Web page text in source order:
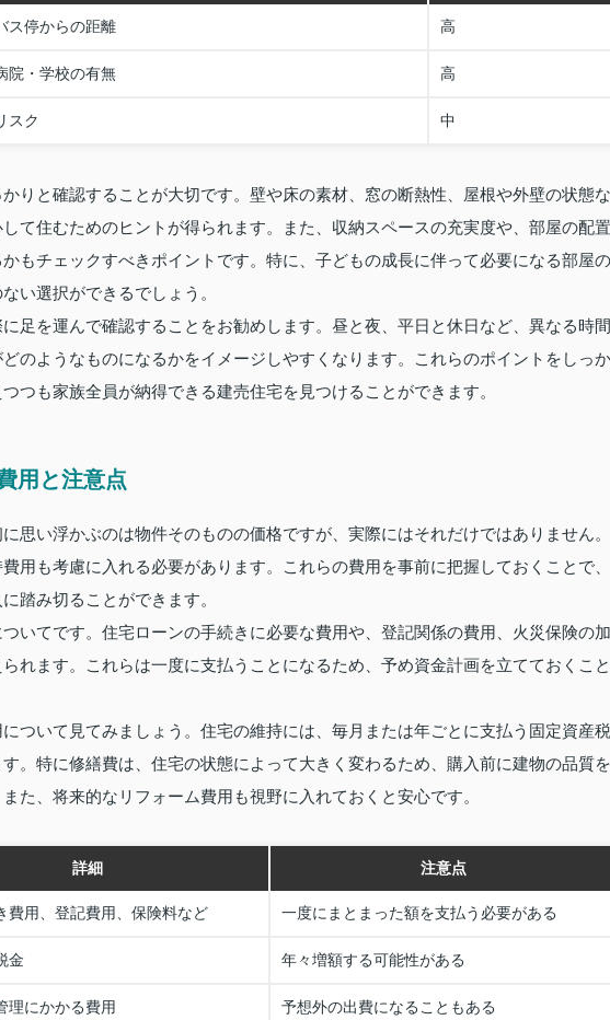
ス停からの距離 高
院・学校の有無 高
スク 中
りと確認することが大切です。壁や床の素材、窓の断熱性、屋根や外壁の状態な
て住むためのヒントが得られます。また、収納スペースの充実度や、部屋の配置
もチェックすべきポイントです。特に、子どもの成長に伴って必要になる部屋の
い選択ができるでしょう。
足を運んで確認することをお勧めします。昼と夜、平日と休日など、異なる時間
のようなものになるかをイメージしやすくなります。これらのポイントをしっか
つも家族全員が納得できる建売住宅を見つけることができます。
用と注意点
思い浮かぶのは物件そのものの価格ですが、実際にはそれだけではありません。
用も考慮に入れる必要があります。これらの費用を事前に把握しておくことで、
踏み切ることができます。
いてです。住宅ローンの手続きに必要な費用や、登記関係の費用、火災保険の加
れます。これらは一度に支払うことになるため、予め資金計画を立てておくこと
ついて見てみましょう。住宅の維持には、毎月または年ごとに支払う固定資産税
。特に修繕費は、住宅の状態によって大きく変わるため、購入前に建物の品質を
た、将来的なリフォーム費用も視野に入れておくと安心です。
詳細 注意点
費用、登記費用、保険料など 一度にまとまった額を支払う必要がある
金 年々増額する可能性がある
理にかかる費用 予想外の出費になることもある